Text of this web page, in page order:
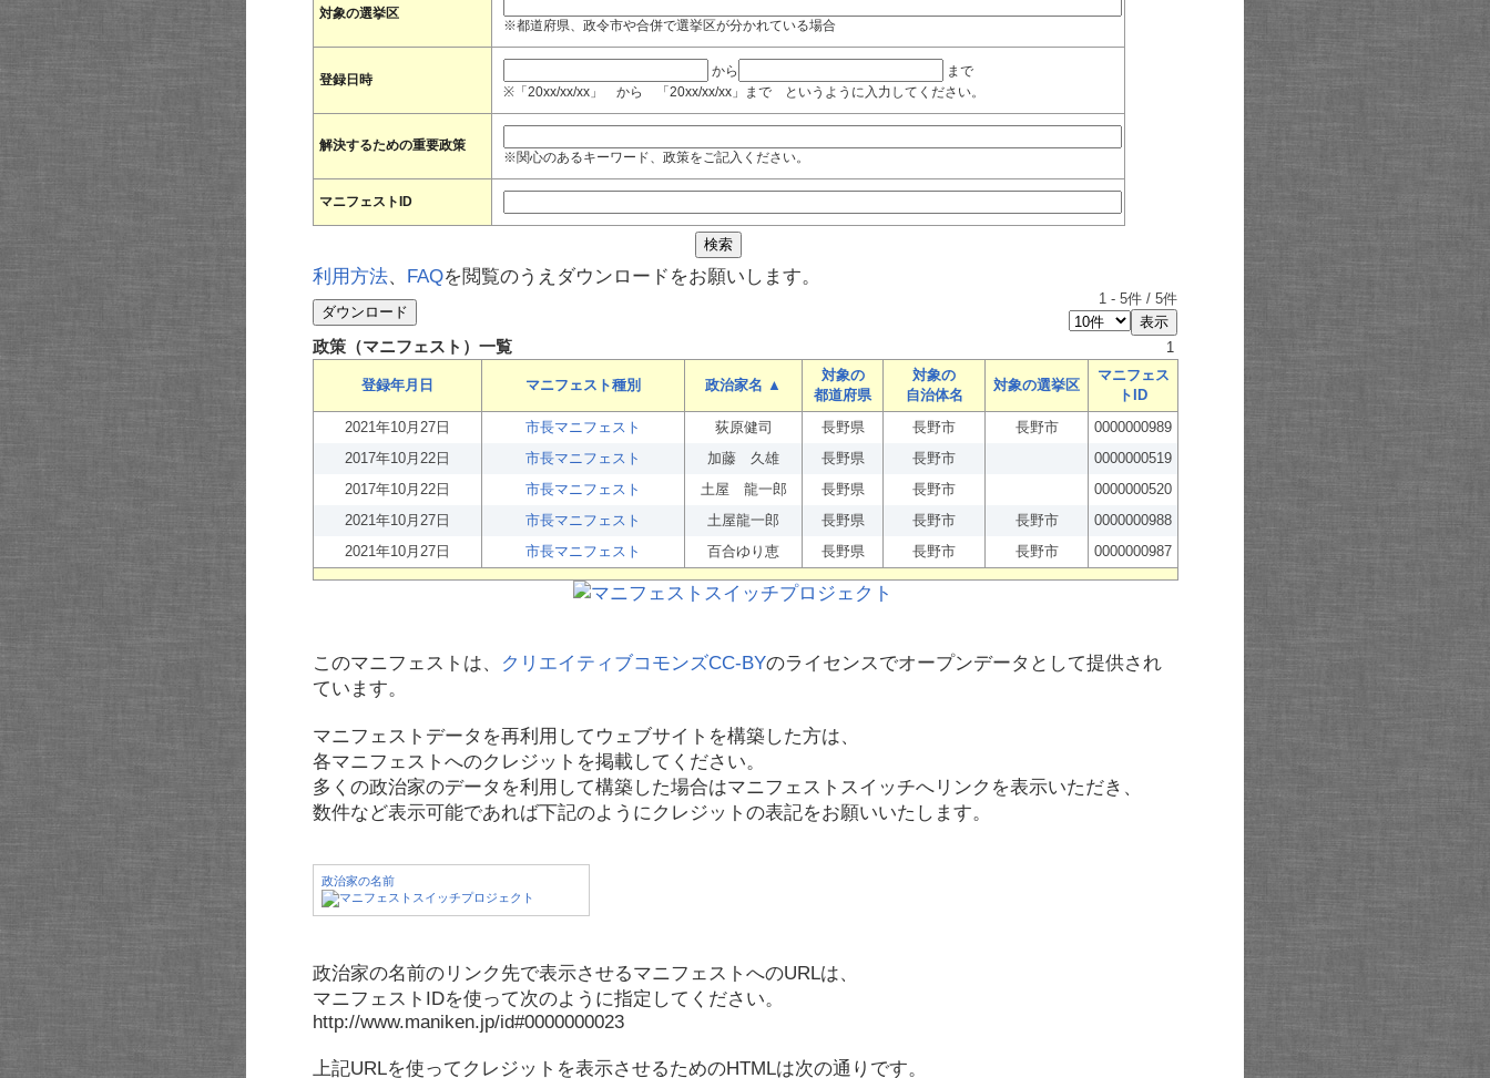
対象の選挙区
※都道府県、政令市や合併で選挙区が分かれている場合
登録日時
から
まで
※「20xx/xx/xx」 から 「20xx/xx/xx」まで というように入力してください。
解決するための重要政策
※関心のあるキーワード、政策をご記入ください。
マニフェストID
利用方法、 FAQを閲覧のうえダウンロードをお願いします。
1 - 5件 / 5件
政策（マニフェスト）一覧 1
登録年月日 マニフェスト種別 政治家名 ▲
対象の
都道府県
対象の
自治体名
対象の選挙区
マニフェス
トID
2021年10月27日
市長マニフェスト 荻原健司 長野県 長野市 長野市
0000000989
2017年10月22日
市長マニフェスト 加藤 久雄 長野県 長野市
0000000519
2017年10月22日
市長マニフェスト 土屋 龍一郎 長野県 長野市
0000000520
2021年10月27日
市長マニフェスト 土屋龍一郎 長野県 長野市 長野市
0000000988
2021年10月27日
市長マニフェスト 百合ゆり恵 長野県 長野市 長野市 0000000987
このマニフェストは、 クリエイティブコモンズCC-BYのライセンスでオープンデータとして提供され
ています。
マニフェストデータを再利用してウェブサイトを構築した方は、
各マニフェストへのクレジットを掲載してください。
多くの政治家のデータを利用して構築した場合はマニフェストスイッチへリンクを表示いただき、
数件など表示可能であれば下記のようにクレジットの表記をお願いいたします。
政治家の名前
政治家の名前のリンク先で表示させるマニフェストへのURLは、
マニフェストIDを使って次のように指定してください。
http://www.maniken.jp/id#0000000023
上記URLを使ってクレジットを表示させるためのHTMLは次の通りです。